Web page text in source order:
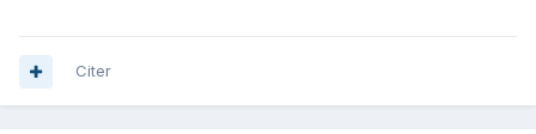
Citer